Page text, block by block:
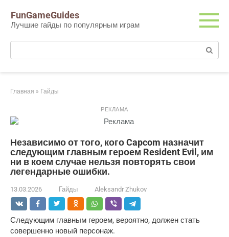
контенту
FunGameGuides
Лучшие гайды по популярным играм
Поиск:
Главная » Гайды
РЕКЛАМА
Независимо от того, кого Capcom назначит
следующим главным героем Resident Evil, им
ни в коем случае нельзя повторять свои
легендарные ошибки.
13.03.2026 Гайды Aleksandr Zhukov
Следующим главным героем, вероятно, должен стать
совершенно новый персонаж.